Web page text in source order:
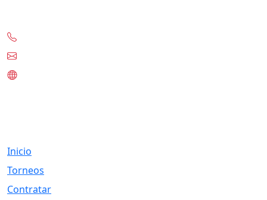
Inicio
Torneos
Contratar